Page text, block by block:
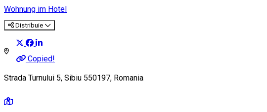
Wohnung im Hotel
Distribuie
Copied!
Strada Turnului 5, Sibiu 550197, Romania